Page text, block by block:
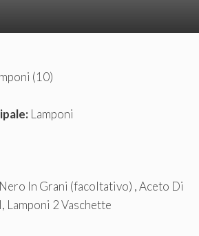
(10)
Lamponi
In Grani (facoltativo) , Aceto Di
Lamponi 2 Vaschette